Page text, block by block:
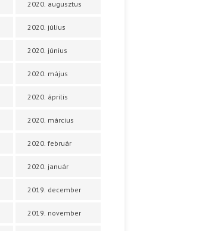
2020. augusztus
2020. július
2020. június
2020. május
2020. április
2020. március
2020. február
2020. január
2019. december
2019. november